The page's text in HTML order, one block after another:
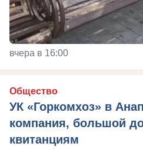
вчера в 16:00
Общество
УК «Горкомхоз» в
компания, большой
квитанциям